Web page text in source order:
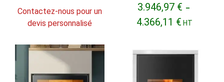
Contactez-nous pour un
devis personnalisé
3.946,97 € –
4.366,11 €Plage
3.946,97 €
HT